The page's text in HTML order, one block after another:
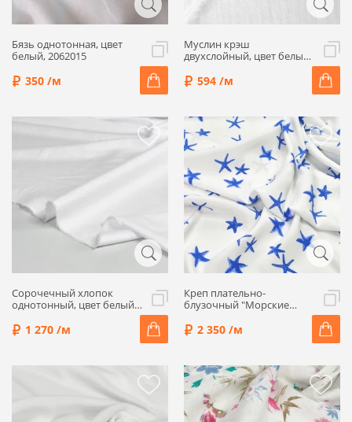
Бязь однотонная, цвет
белый, 2062015
350 /м
Муслин крэш
двухслойный, цвет белый,
594 /м
Сорочечный хлопок
однотонный, цвет белый,
1 270 /м
Креп плательно-
блузочный "Морские
синий, 1052432
2 350 /м